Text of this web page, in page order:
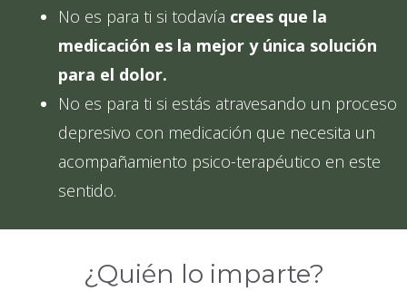
No es para ti si todavía crees que la
medicación es la mejor y única solución
para el dolor.
No es para ti si estás atravesando un proceso
depresivo con medicación que necesita un
acompañamiento psico-terapéutico en este
sentido.
¿Quién lo imparte?